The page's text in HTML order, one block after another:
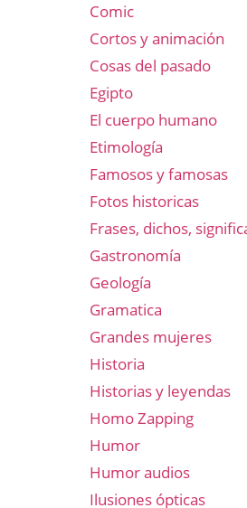
Comic
Cortos y animación
Cosas del pasado
Egipto
El cuerpo humano
Etimología
Famosos y famosas
Fotos historicas
Frases, dichos,
Gastronomía
Geología
Gramatica
Grandes mujeres
Historia
Historias y leyendas
Homo Zapping
Humor
Humor audios
Ilusiones ópticas